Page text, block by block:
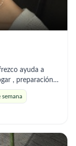
, preparación
recetados por
a los horarios.
semana